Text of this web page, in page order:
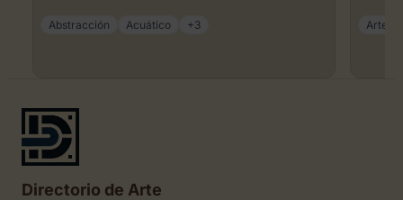
Abstracción Acuático +3 Arte
Directorio de Arte